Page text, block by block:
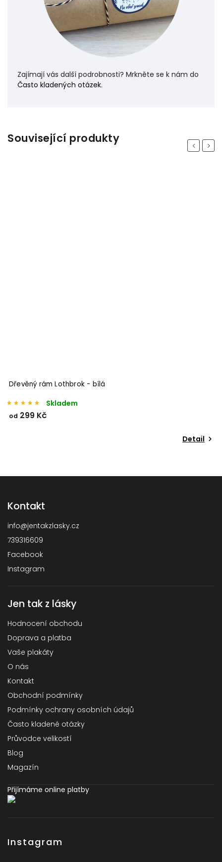
Zajímají vás další podrobnosti? Mrkněte se k nám do
Často kladených otázek.
Související produkty Previous
Dřevěný rám Lothbrok - bílá
Skladem
od 299 Kč
Detail
Next
Kontakt
info@jentakzlasky.cz
739316609
Facebook
Instagram
Jen tak z lásky
Hodnocení obchodu
Doprava a platba
Vaše plakáty
O nás
Kontakt
Obchodní podmínky
Podmínky ochrany osobních údajů
Často kladené otázky
Průvodce velikostí
Blog
Magazín
Přijímáme online platby
Instagram